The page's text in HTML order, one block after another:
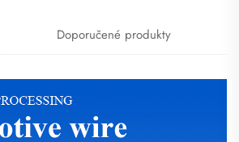
Doporučené produkty